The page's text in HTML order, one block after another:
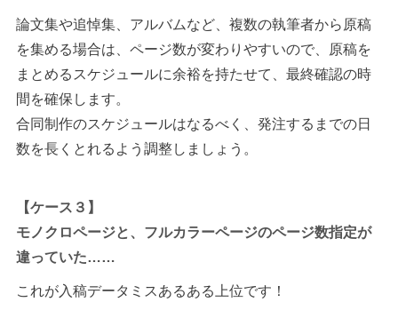
論文集や追悼集、アルバムなど、複数の執筆者から原稿
を集める場合は、ページ数が変わりやすいので、原稿を
まとめるスケジュールに余裕を持たせて、最終確認の時
間を確保します。
合同制作のスケジュールはなるべく、発注するまでの日
数を長くとれるよう調整しましょう。
【ケース３】
モノクロページと、フルカラーページのページ数指定が
違っていた……
これが入稿データミスあるある上位です！